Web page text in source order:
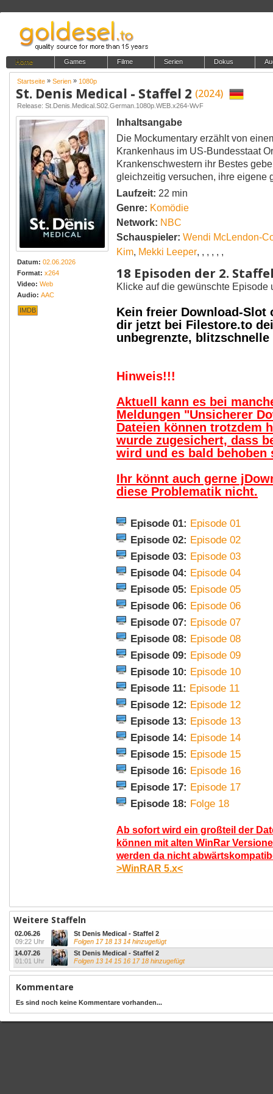
Home Games Filme Serien Dokus
Startseite » Serien » 1080p
St. Denis Medical - Staffel 2 (2024)
Release: St.Denis.Medical.S02.German.1080p.WEB.x264-WvF
Datum: 02.06.2026
Format: x264
Video: Web
Audio: AAC
IMDB
Inhaltsangabe
Die Mockumentary erzählt von
Krankenhaus im US-Bundesstaat
Krankenschwestern ihr Bestes
gleichzeitig versuchen, ihre eigene
Laufzeit: 22 min
Genre: Komödie
Network: NBC
Schauspieler: Wendi McLendon-
Kim, Mekki Leeper, , , , , ,
18 Episoden der 2.
Klicke auf die gewünschte
Kein freier Download-Slot
dir jetzt bei Filestore.to
unbegrenzte,
Hinweis!!!
Aktuell kann es bei
Meldungen "Unsicherer
Dateien können trotzdem
wurde zugesichert, dass
wird und es bald behoben
Ihr könnt auch gerne
diese Problematik nicht.
Episode 01: Episode 01
Episode 02: Episode 02
Episode 03: Episode 03
Episode 04: Episode 04
Episode 05: Episode 05
Episode 06: Episode 06
Episode 07: Episode 07
Episode 08: Episode 08
Episode 09: Episode 09
Episode 10: Episode 10
Episode 11: Episode 11
Episode 12: Episode 12
Episode 13: Episode 13
Episode 14: Episode 14
Episode 15: Episode 15
Episode 16: Episode 16
Episode 17: Episode 17
Episode 18: Folge 18
Ab sofort wird ein großteil der
können mit alten WinRar
werden da nicht
>WinRAR 5.x<
Weitere Staffeln
02.06.26
09:22 Uhr
St Denis Medical - Staffel 2
Folgen 17 18 13 14 hinzugefügt
14.07.26
01:01 Uhr
St Denis Medical - Staffel 2
Folgen 13 14 15 16 17 18 hinzugefügt
Kommentare
Es sind noch keine Kommentare vorhanden...